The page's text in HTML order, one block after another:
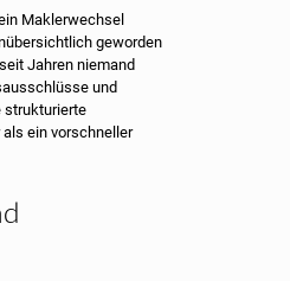
Maklerwechsel
geworden
Jahren niemand
und
strukturierte
ein vorschneller